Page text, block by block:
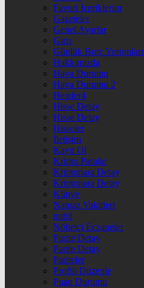
Favori İçeriklerim
Gazeteler
Genel Ayarlar
Giriş
Günlük Burç Yorumları
Hakkımızda
Hava Durumu
Hava Durumu 2
Header4
Hisse Detay
Hisse Detay
Hisseler
İletişim
Kayıt Ol
Kripto Paralar
Kriptopara Detay
Kriptopara Detay
Künye
Namaz Vakitleri
nnbil
Nöbetçi Eczaneler
Parite Detay
Parite Detay
Pariteler
Profili Düzenle
Puan Durumu